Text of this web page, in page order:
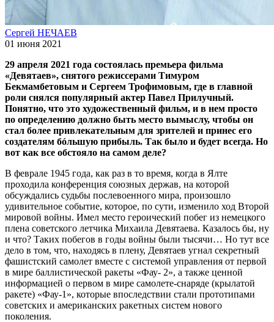
Сергей НЕЧАЕВ
01 июня 2021
29 апреля 2021 года состоялась премьера фильма
«Девятаев», снятого режиссерами Тимуром
Бекмамбетовым и Сергеем Трофимовым, где в главной
роли снялся популярный актер Павел Прилучный.
Понятно, что это художественный фильм, и в нем просто
по определению должно быть место вымыслу, чтобы он
стал более привлекательным для зрителей и принес его
создателям бóльшую прибыль. Так было и будет всегда. Но
вот как все обстояло на самом деле?
В феврале 1945 года, как раз в то время, когда в Ялте
проходила конференция союзных держав, на которой
обсуждались судьбы послевоенного мира, произошло
удивительное событие, которое, по сути, изменило ход Второй
мировой войны. Имел место героический побег из немецкого
плена советского летчика Михаила Девятаева. Казалось бы, ну
и что? Таких побегов в годы войны были тысячи… Но тут все
дело в том, что, находясь в плену, Девятаев угнал секретный
фашистский самолет вместе с системой управления от первой
в мире баллистической ракеты «Фау- 2», а также ценной
информацией о первом в мире самолете-снаряде (крылатой
ракете) «Фау-1», которые впоследствии стали прототипами
советских и американских ракетных систем нового
поколения.